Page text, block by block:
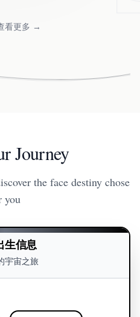
看更多 →
Journey
the face destiny chose
you
生信息
宇宙之旅